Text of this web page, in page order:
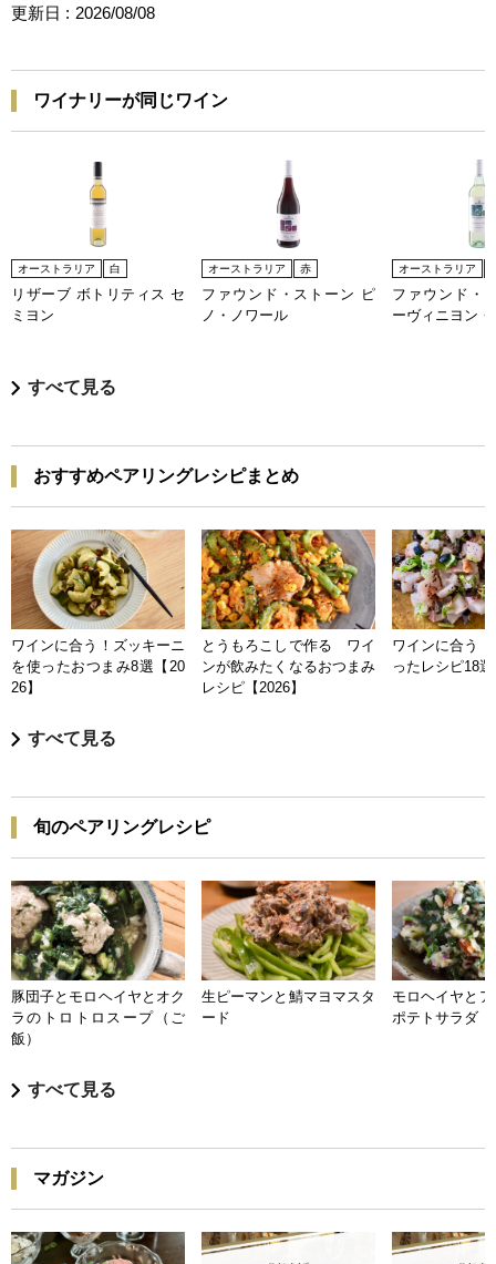
更新日 : 2026/08/08
ワイナリーが同じワイン
オーストラリア 白
リザーブ ボトリティス セ
ミヨン
オーストラリア 赤
ファウンド・ストーン ピ
ノ・ノワール
オーストラリア
ファウンド・
ーヴィニヨン
すべて見る
おすすめペアリングレシピまとめ
ワインに合う！ズッキーニ
を使ったおつまみ8選【20
26】
とうもろこしで作る ワイ
ンが飲みたくなるおつまみ
レシピ【2026】
ワインに合う
ったレシピ18
すべて見る
旬のペアリングレシピ
豚団子とモロヘイヤとオク
ラのトロトロスープ（ご
飯）
生ピーマンと鯖マヨマスタ
ード
モロヘイヤと
ポテトサラダ
すべて見る
マガジン